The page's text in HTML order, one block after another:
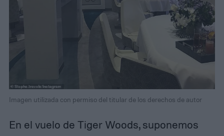
Imagen utilizada con permiso del titular de los derechos de autor
En el vuelo de Tiger Woods, suponemos